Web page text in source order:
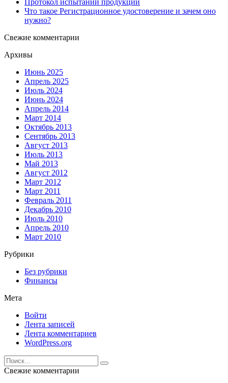
Протокол испытаний продукции
Что такое Регистрационное удостоверение и зачем оно
нужно?
Свежие комментарии
Архивы
Июнь 2025
Апрель 2025
Июль 2024
Июнь 2024
Апрель 2014
Март 2014
Октябрь 2013
Сентябрь 2013
Август 2013
Июль 2013
Май 2013
Август 2012
Март 2012
Март 2011
Февраль 2011
Декабрь 2010
Июль 2010
Апрель 2010
Март 2010
Рубрики
Без рубрики
Финансы
Мета
Войти
Лента записей
Лента комментариев
WordPress.org
Search
for:
Свежие комментарии